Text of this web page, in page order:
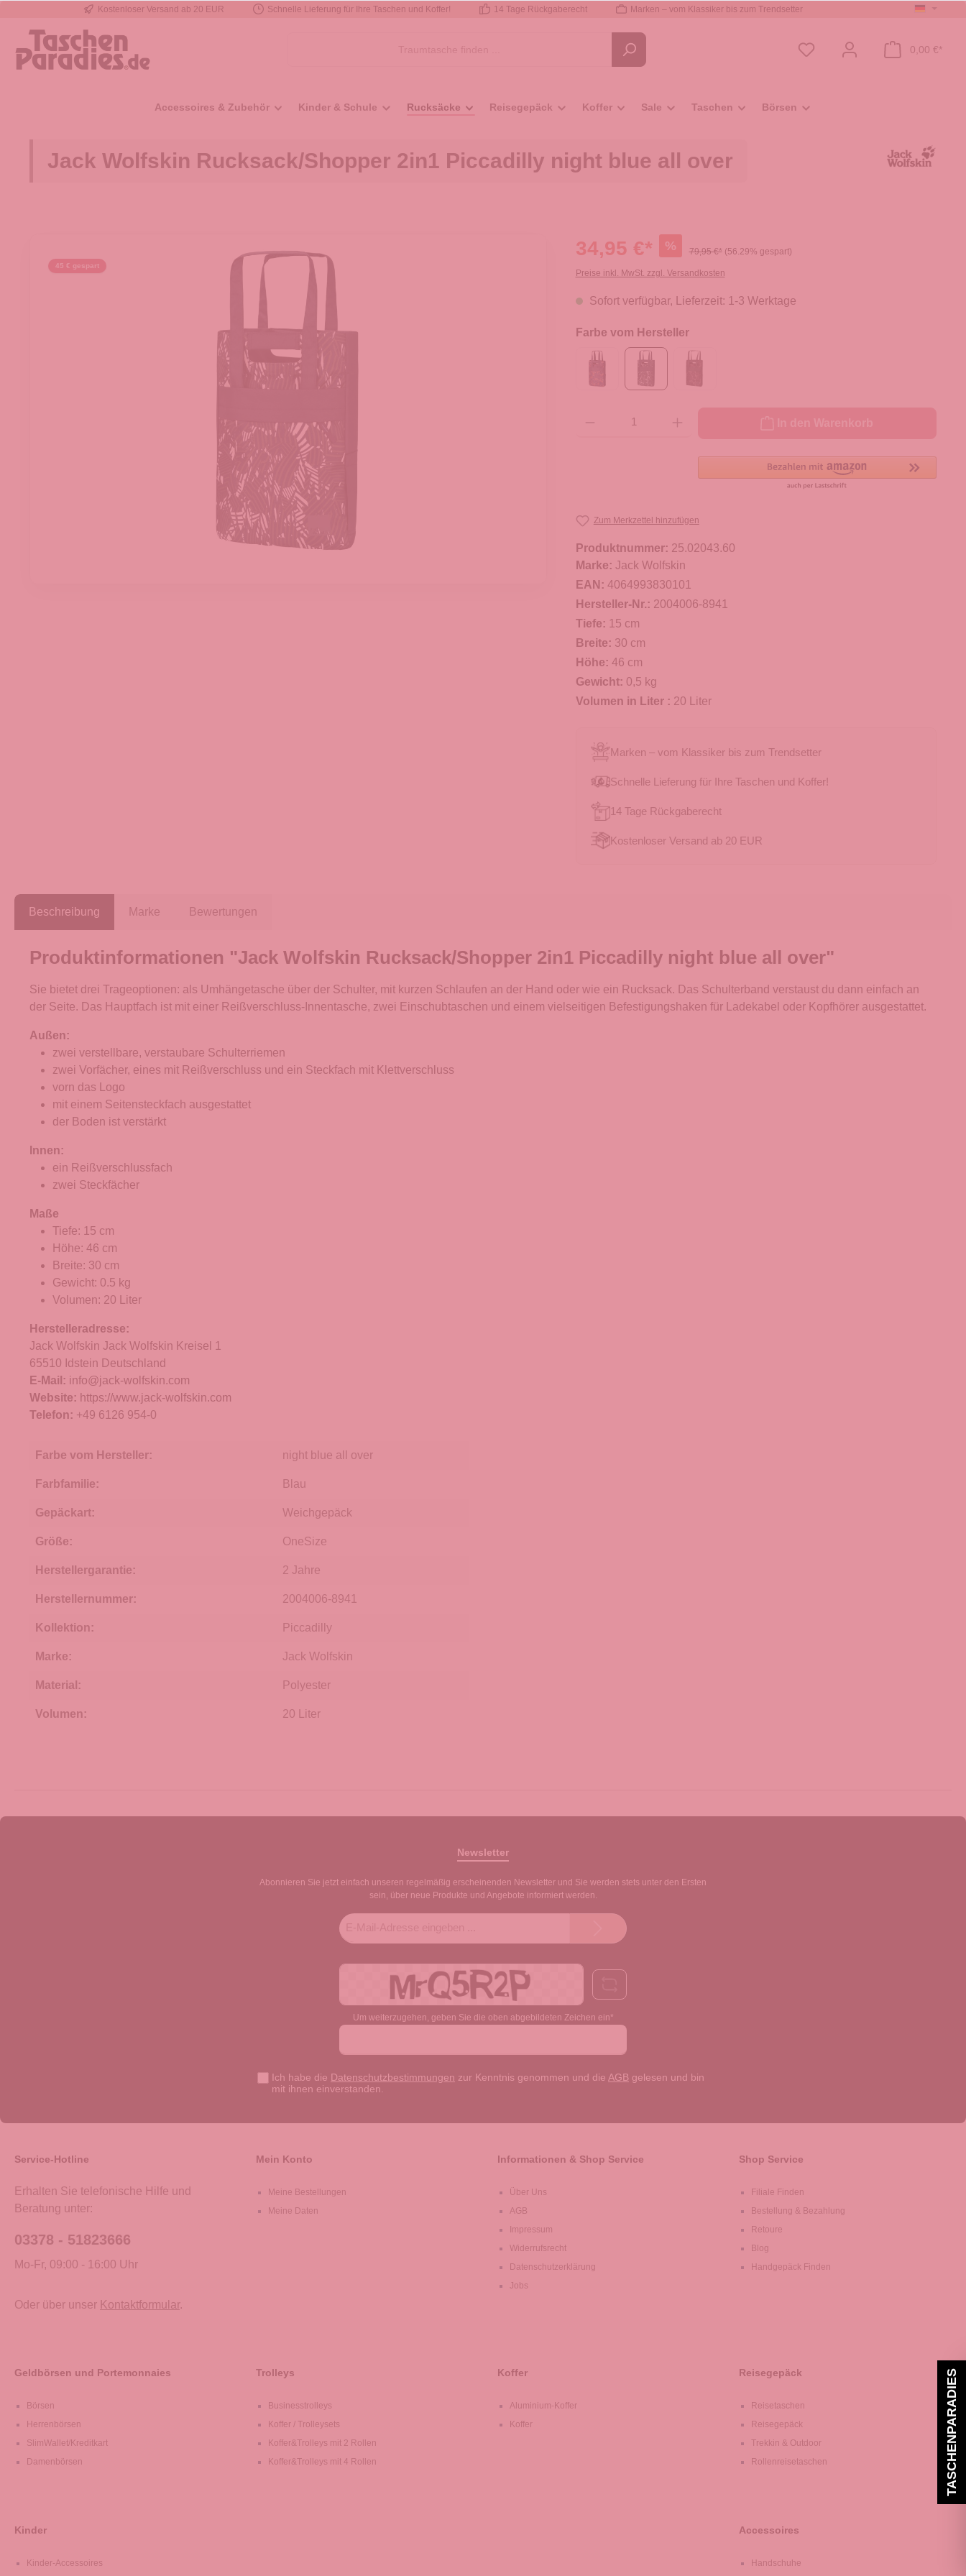
Zur Hauptnavigation springen
Kostenloser Versand ab 20 EUR Schnelle Lieferung für Ihre Taschen und Koffer! 14 Tage Rückgaberecht Marken – vom Klassiker bis zum Trendsetter
0,00 €*
Accessoires & Zubehör Kinder & Schule Rucksäcke Reisegepäck Koffer Sale Taschen Börsen
Jack Wolfskin Rucksack/Shopper 2in1 Piccadilly night blue all over
45 € gespart
34,95 €* % 79,95 €* (56.29% gespart)
Preise inkl. MwSt. zzgl. Versandkosten
Sofort verfügbar, Lieferzeit: 1-3 Werktage
Farbe vom Hersteller
Zum Merkzettel hinzufügen
Produktnummer: 25.02043.60
Marke: Jack Wolfskin
EAN: 4064993830101
Hersteller-Nr.: 2004006-8941
Tiefe: 15 cm
Breite: 30 cm
Höhe: 46 cm
Gewicht: 0,5 kg
Volumen in Liter : 20 Liter
Marken – vom Klassiker bis zum Trendsetter
Schnelle Lieferung für Ihre Taschen und Koffer!
14 Tage Rückgaberecht
Kostenloser Versand ab 20 EUR
Beschreibung Marke Bewertungen
Produktinformationen "Jack Wolfskin Rucksack/Shopper 2in1 Piccadilly night blue all over"
Sie bietet drei Trageoptionen: als Umhängetasche über der Schulter, mit kurzen Schlaufen an der Hand oder wie ein Rucksack. Das Schulterband verstaust du dann einfach an
der Seite. Das Hauptfach ist mit einer Reißverschluss-Innentasche, zwei Einschubtaschen und einem vielseitigen Befestigungshaken für Ladekabel oder Kopfhörer ausgestattet.
Außen:
zwei verstellbare, verstaubare Schulterriemen
zwei Vorfächer, eines mit Reißverschluss und ein Steckfach mit Klettverschluss
vorn das Logo
mit einem Seitensteckfach ausgestattet
der Boden ist verstärkt
Innen:
ein Reißverschlussfach
zwei Steckfächer
Maße
Tiefe: 15 cm
Höhe: 46 cm
Breite: 30 cm
Gewicht: 0.5 kg
Volumen: 20 Liter
Herstelleradresse:
Jack Wolfskin Jack Wolfskin Kreisel 1
65510 Idstein Deutschland
E-Mail: info@jack-wolfskin.com
Website: https://www.jack-wolfskin.com
Telefon: +49 6126 954-0
Farbe vom Hersteller: night blue all over
Farbfamilie: Blau
Gepäckart: Weichgepäck
Größe: OneSize
Herstellergarantie: 2 Jahre
Herstellernummer: 2004006-8941
Kollektion: Piccadilly
Marke: Jack Wolfskin
Material: Polyester
Volumen: 20 Liter
Newsletter
Abonnieren Sie jetzt einfach unseren regelmäßig erscheinenden Newsletter und Sie werden stets unter den Ersten
sein, über neue Produkte und Angebote informiert werden.
Adresse*
Um weiterzugehen, geben Sie die oben abgebildeten Zeichen ein*
Ich habe die Datenschutzbestimmungen zur Kenntnis genommen und die AGB gelesen und bin
mit ihnen einverstanden.
Service-Hotline
Erhalten Sie telefonische Hilfe und
Beratung unter:
03378 - 51823666
Mo-Fr, 09:00 - 16:00 Uhr
Oder über unser Kontaktformular.
Mein Konto
Meine Bestellungen
Meine Daten
Informationen & Shop Service
Über Uns
AGB
Impressum
Widerrufsrecht
Datenschutzerklärung
Jobs
Shop Service
Filiale Finden
Bestellung & Bezahlung
Retoure
Blog
Handgepäck Finden
Geldbörsen und Portemonnaies
Börsen
Herrenbörsen
SlimWallet/Kreditkart
Damenbörsen
Trolleys
Businesstrolleys
Koffer / Trolleysets
Koffer&Trolleys mit 2 Rollen
Koffer&Trolleys mit 4 Rollen
Koffer
Aluminium-Koffer
Koffer
Reisegepäck
Reisetaschen
Reisegepäck
Trekkin & Outdoor
Rollenreisetaschen
Kinder
Kinder-Accessoires
Accessoires
Handschuhe
TASCHENPARADIES